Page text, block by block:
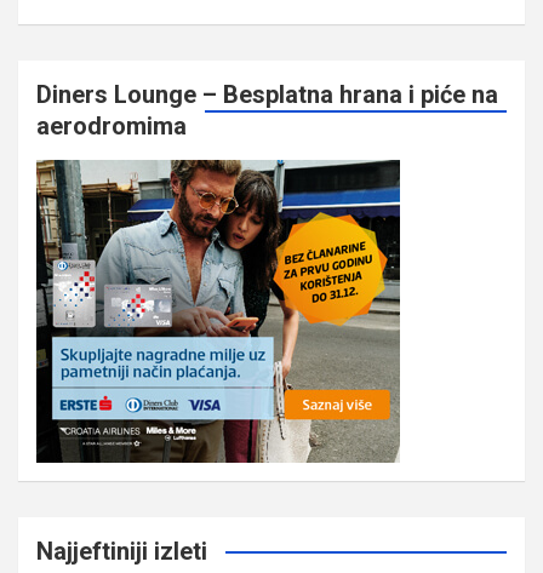
Diners Lounge – Besplatna hrana i piće na
aerodromima
Najjeftiniji izleti